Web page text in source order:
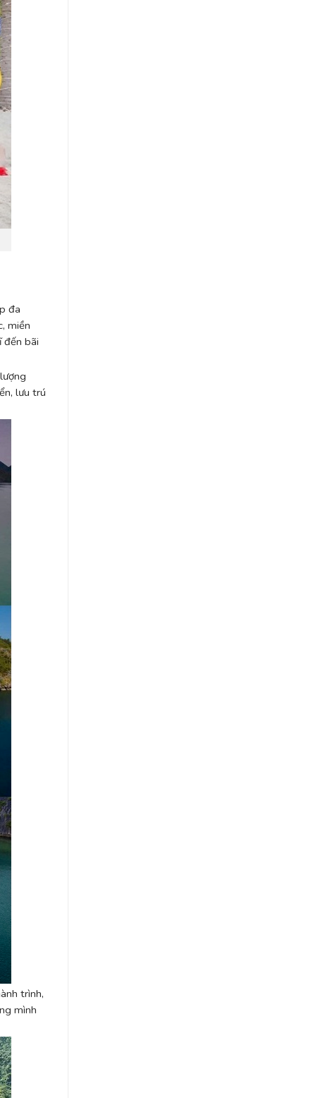
đa
miền
đến bãi
lưu trú
trình,
mình